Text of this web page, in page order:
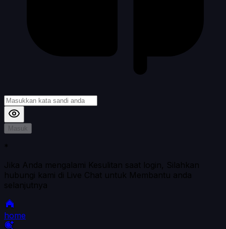
Masuk
*
Jika Anda mengalami Kesulitan saat login, Silahkan
hubungi kami di Live Chat untuk Membantu anda
selanjutnya
home